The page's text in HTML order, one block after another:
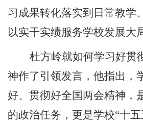
习成果转化落实到日常教学
以实干实绩服务学校发展大
杜方岭就如何学习好贯
神作了引领发言，他指出，
好、贯彻好全国两会精神，
的政治任务，更是学校“十